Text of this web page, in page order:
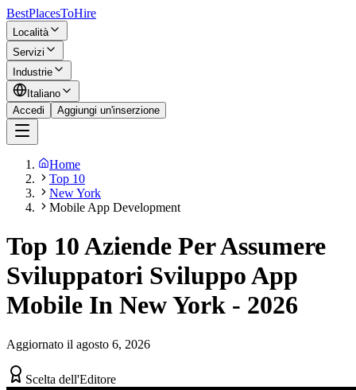
BestPlacesToHire
Località
Servizi
Industrie
Italiano
Accedi
Aggiungi un'inserzione
Home
Top 10
New York
Mobile App Development
Top 10 Aziende Per Assumere
Sviluppatori Sviluppo App
Mobile In New York - 2026
Aggiornato il agosto 6, 2026
Scelta dell'Editore